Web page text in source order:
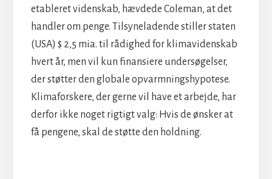
etableret videnskab, hævdede Coleman, at det
handler om penge. Tilsyneladende stiller staten
(USA) $ 2,5 mia. til rådighed for klimavidenskab
hvert år, men vil kun finansiere undersøgelser,
der støtter den globale opvarmningshypotese.
Klimaforskere, der gerne vil have et arbejde, har
derfor ikke noget rigtigt valg: Hvis de ønsker at
få pengene, skal de støtte den holdning.